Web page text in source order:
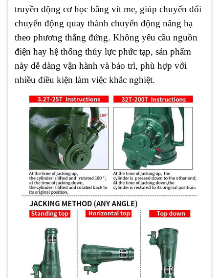
truyền động cơ học bằng vít me, giúp chuyển đổi
chuyển động quay thành chuyển động nâng hạ
theo phương thẳng đứng. Không yêu cầu nguồn
điện hay hệ thống thủy lực phức tạp, sản phẩm
này dễ dàng vận hành và bảo trì, phù hợp với
nhiều điều kiện làm việc khắc nghiệt.